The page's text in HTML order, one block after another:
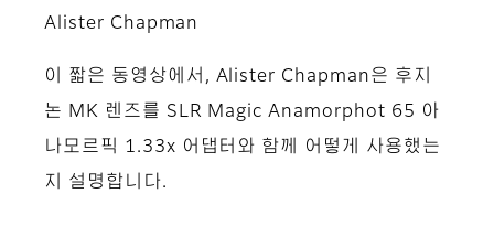
Alister Chapman
이 짧은 동영상에서, Alister Chapman은 후지
논 MK 렌즈를 SLR Magic Anamorphot 65 아
나모르픽 1.33x 어댑터와 함께 어떻게 사용했는
지 설명합니다.